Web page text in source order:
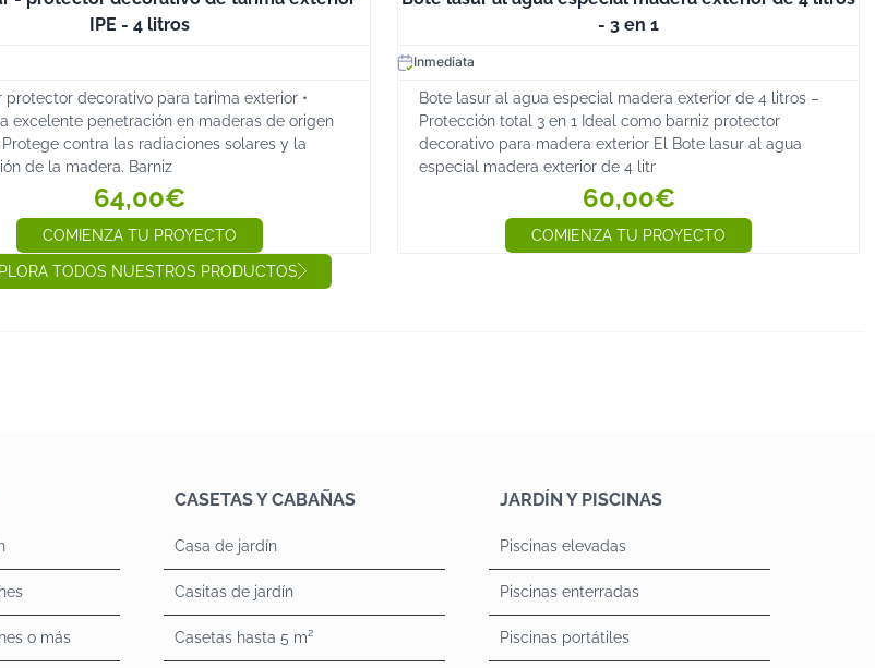
IPE - 4 litros
protector decorativo para tarima exterior •
excelente penetración en maderas de origen
contra las radiaciones solares y la
de la madera. Barniz
64,00€
COMIENZA TU PROYECTO
- 3 en 1
Inmediata
Bote lasur al agua especial madera exterior de 4 litros –
Protección total 3 en 1 Ideal como barniz protector
decorativo para madera exterior El Bote lasur al agua
especial madera exterior de 4 litr
60,00€
COMIENZA TU PROYECTO
TODOS NUESTROS PRODUCTOS
o más
CASETAS Y CABAÑAS
Casa de jardín
Casitas de jardín
Casetas hasta 5 m²
JARDÍN Y PISCINAS
Piscinas elevadas
Piscinas enterradas
Piscinas portátiles